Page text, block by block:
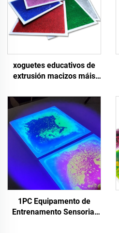
xoguetes educativos de
extrusión macizos máis
nenos, seguros, non
resbalantes, tapetes
sensoriais de líquido
QuickSand
1PC Equipamento de
Entrenamento Sensorial